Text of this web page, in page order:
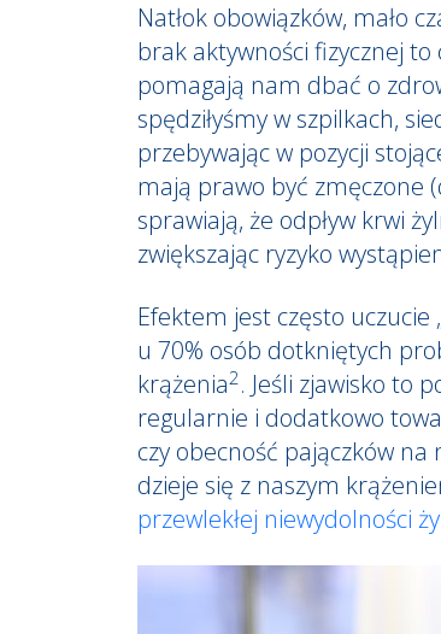
Natłok obowiązków, mało
brak aktywności fizycznej
pomagają nam dbać o
spędziłyśmy w szpilkach,
przebywając w pozycji
mają prawo być zmęczone
sprawiają, że odpływ krwi
zwiększając ryzyko
Efektem jest często uczucie
u 70% osób dotkniętych
krążenia2 . Jeśli zjawisko to
regularnie i dodatkowo
czy obecność pajączków na
dzieje się z naszym
przewlekłej niewydolności